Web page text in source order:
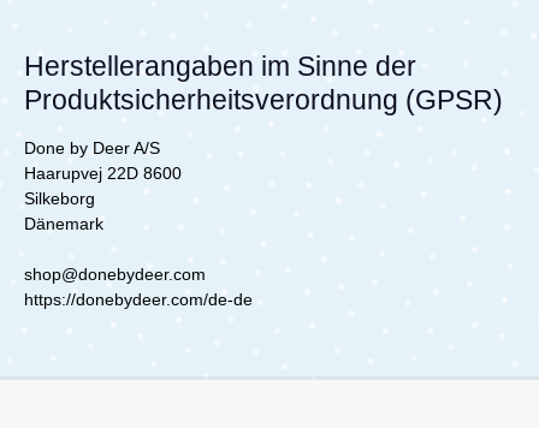
entzückende Elphee Lunchbox in Sandfarbe
wurde in Dänemark designt und hergestellt, und
ist somit ein echtes
Frühstücksbox
Herstellerangaben im Sinne der
Produktsicherheitsverordnung (GPSR)
Done by Deer A/S
Haarupvej 22D 8600
Silkeborg
Dänemark
shop@donebydeer.com
https://donebydeer.com/de-de